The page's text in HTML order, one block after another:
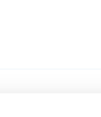
'onze centra') ontdek je in
Afhankelijk